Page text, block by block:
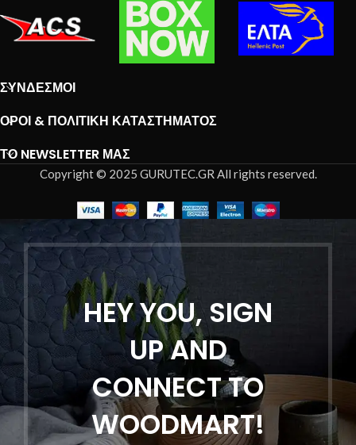
ΣΎΝΔΕΣΜΟΙ
ΌΡΟΙ & ΠΟΛΙΤΙΚΉ ΚΑΤΑΣΤΉΜΑΤΟΣ
ΤΟ NEWSLETTER ΜΑΣ
Copyright © 2025 GURUTEC.GR All rights reserved.
HEY YOU, SIGN
UP AND
CONNECT TO
WOODMART!